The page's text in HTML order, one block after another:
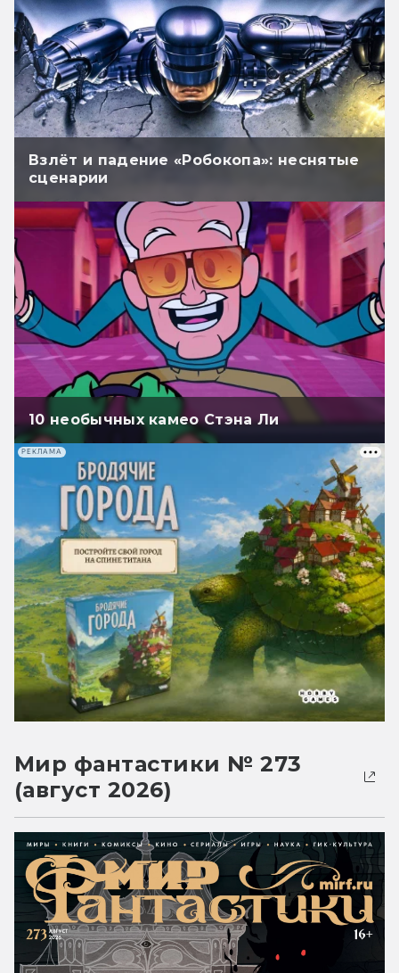
Взлёт и падение «Робокопа»: неснятые
сценарии
10 необычных камео Стэна Ли
РЕКЛАМА
Мир фантастики № 273
(август 2026)